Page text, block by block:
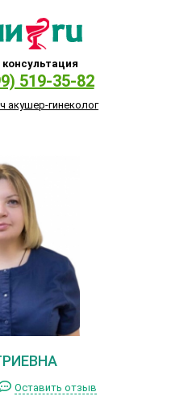
519-35-82
акушер-гинеколог
Оставить отзыв